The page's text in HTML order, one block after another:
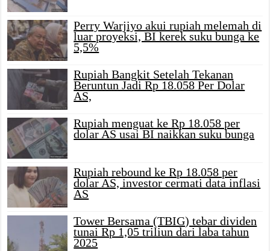
Perry Warjiyo akui rupiah melemah di
luar proyeksi, BI kerek suku bunga ke
5,5%
Rupiah Bangkit Setelah Tekanan
Beruntun Jadi Rp 18.058 Per Dolar
AS,
Rupiah menguat ke Rp 18.058 per
dolar AS usai BI naikkan suku bunga
Rupiah rebound ke Rp 18.058 per
dolar AS, investor cermati data inflasi
AS
Tower Bersama (TBIG) tebar dividen
tunai Rp 1,05 triliun dari laba tahun
2025